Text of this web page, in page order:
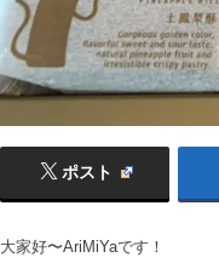
ポスト
大家好〜AriMiYaです！